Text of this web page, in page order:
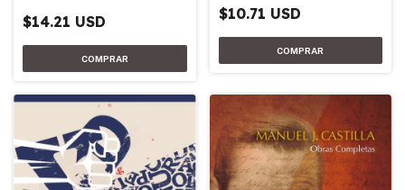
$14.21 USD $10.71 USD